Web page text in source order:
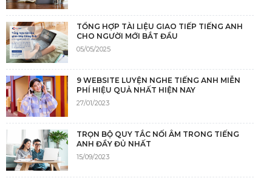
TỔNG HỢP TÀI LIỆU GIAO TIẾP TIẾNG ANH
CHO NGƯỜI MỚI BẮT ĐẦU
05/05/2025
9 WEBSITE LUYỆN NGHE TIẾNG ANH MIỄN
PHÍ HIỆU QUẢ NHẤT HIỆN NAY
27/01/2023
TRỌN BỘ QUY TẮC NỐI ÂM TRONG TIẾNG
ANH ĐẦY ĐỦ NHẤT
15/09/2023